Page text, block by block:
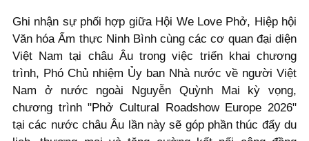
Ghi nhận sự phối hợp giữa Hội We Love Phở, Hiệp hội
Văn hóa Ẩm thực Ninh Bình cùng các cơ quan đại diện
Việt Nam tại châu Âu trong việc triển khai chương
trình, Phó Chủ nhiệm Ủy ban Nhà nước về người Việt
Nam ở nước ngoài Nguyễn Quỳnh Mai kỳ vọng,
chương trình "Phở Cultural Roadshow Europe 2026"
tại các nước châu Âu lần này sẽ góp phần thúc đẩy du